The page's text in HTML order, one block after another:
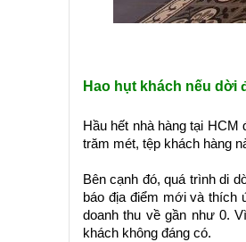
Hao hụt khách nếu dời
Hầu hết nhà hàng tại
trăm mét, tệp khách hàng
Bên cạnh đó, quá trình di
báo địa điểm mới và thích
doanh thu về gần như 0.
khách không đáng có.